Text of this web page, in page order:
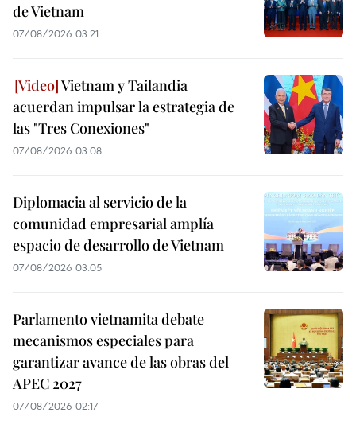
de Vietnam
07/08/2026 03:21
Vietnam y Tailandia
acuerdan impulsar la estrategia de
las "Tres Conexiones"
07/08/2026 03:08
Diplomacia al servicio de la
comunidad empresarial amplía
espacio de desarrollo de Vietnam
07/08/2026 03:05
Parlamento vietnamita debate
mecanismos especiales para
garantizar avance de las obras del
APEC 2027
07/08/2026 02:17